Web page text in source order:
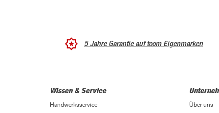
5 Jahre Garantie auf toom Eigenmarken
Wissen & Service
Handwerksservice
Über uns